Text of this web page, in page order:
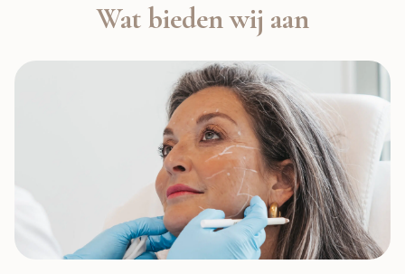
Wat bieden wij aan